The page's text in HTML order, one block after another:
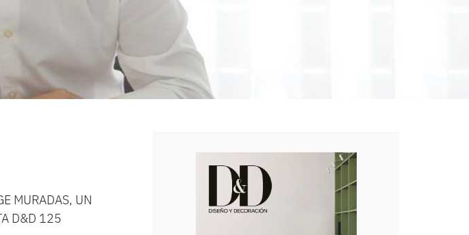
MURADAS, UN
D&D 125